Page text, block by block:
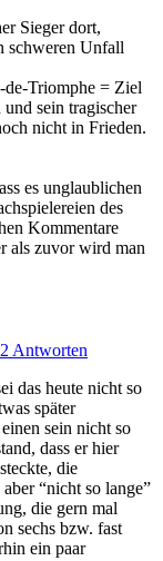
Sieger dort,
schweren Unfall
Triomphe = Ziel
sein tragischer
nicht in Frieden.
es unglaublichen
des
Kommentare
als zuvor wird man
Antworten
das heute nicht so
später
sein nicht so
dass er hier
die
“nicht so lange”
die gern mal
sechs bzw. fast
ein paar